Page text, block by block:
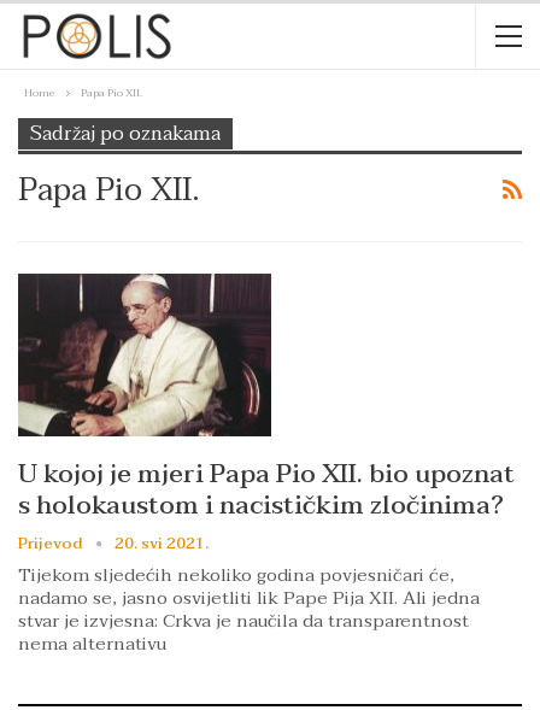
Home Papa Pio XII.
Sadržaj po oznakama
Papa Pio XII.
U kojoj je mjeri Papa Pio XII. bio upoznat
s holokaustom i nacističkim zločinima?
Prijevod 20. svi 2021.
Tijekom sljedećih nekoliko godina povjesničari će,
nadamo se, jasno osvijetliti lik Pape Pija XII. Ali jedna
stvar je izvjesna: Crkva je naučila da transparentnost
nema alternativu